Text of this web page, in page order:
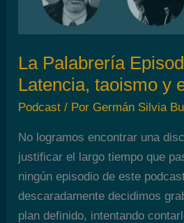
ventana
La Palabrería
Latencia, taoismo y
Podcast / Por Germán Silvia
No logramos encontrar una
justificar el largo tiempo que
ningún episodio de este
descaradamente decidimos
plan definido, intentando